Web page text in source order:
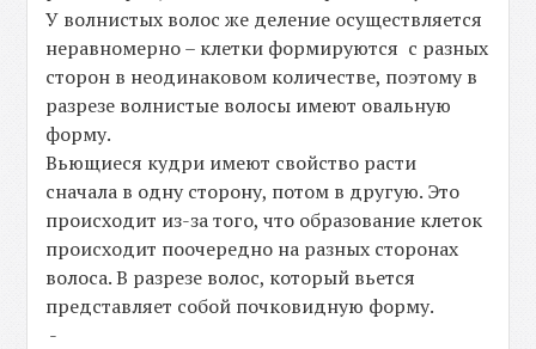
У волнистых волос же деление осуществляется
неравномерно – клетки формируются с разных
сторон в неодинаковом количестве, поэтому в
разрезе волнистые волосы имеют овальную
форму.
Вьющиеся кудри имеют свойство расти
сначала в одну сторону, потом в другую. Это
происходит из-за того, что образование клеток
происходит поочередно на разных сторонах
волоса. В разрезе волос, который вьется
представляет собой почковидную форму.
-